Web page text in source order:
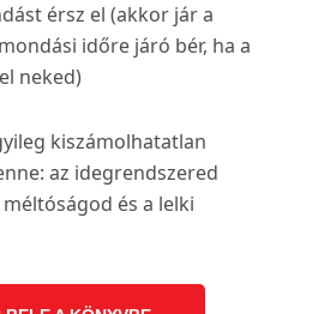
érsz el (akkor jár a
időre járó bér, ha a
neked)
kiszámolhatatlan
az idegrendszered
és a lelki